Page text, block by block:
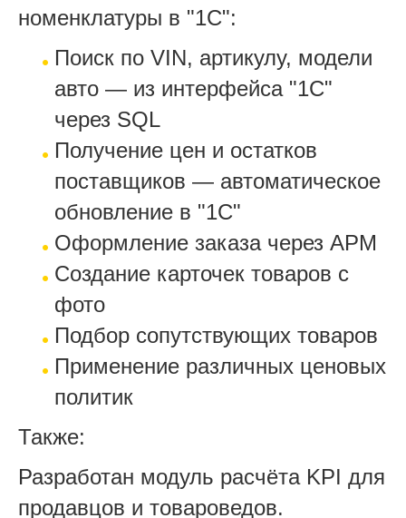
номенклатуры в "1С":
Поиск по VIN, артикулу, модели
авто — из интерфейса "1С"
через SQL
Получение цен и остатков
поставщиков — автоматическое
обновление в "1С"
Оформление заказа через АРМ
Создание карточек товаров с
фото
Подбор сопутствующих товаров
Применение различных ценовых
политик
Также:
Разработан модуль расчёта KPI для
продавцов и товароведов.